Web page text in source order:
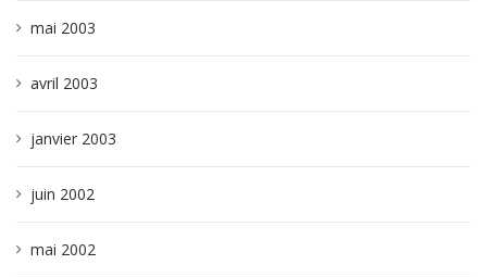
mai 2003
avril 2003
janvier 2003
juin 2002
mai 2002